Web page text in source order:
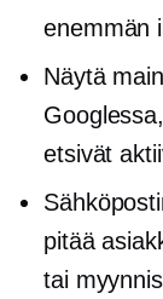
enemmän
Näytä
etsivät
pitää
tai